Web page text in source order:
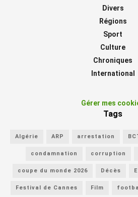
Divers
Régions
Sport
Culture
Chroniques
International
Gérer mes
Tags
Algérie ARP arrestation
condamnation corruption
coupe du monde 2026 Décès
Festival de Cannes Film